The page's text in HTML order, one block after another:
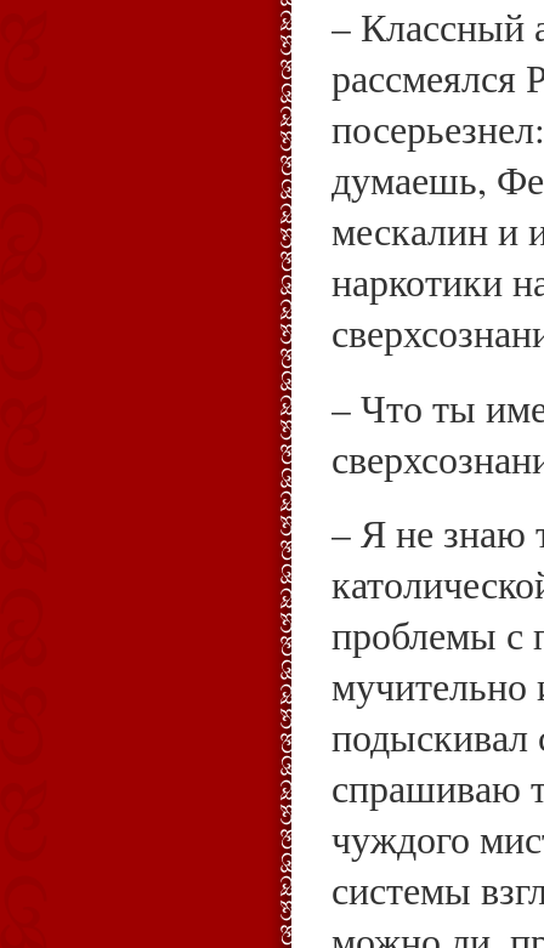
– Классный
рассмеялся
думаешь,
мескалин и
наркотики
– Что ты
– Я не знаю
проблемы с
мучительно
подыскивал
спрашиваю
чуждого
системы